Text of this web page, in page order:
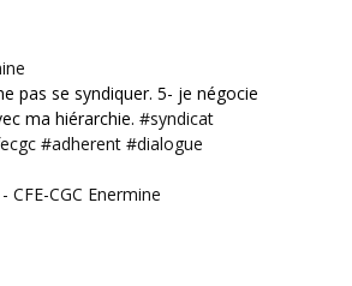
pas se syndiquer. 5- je négocie
ma hiérarchie. #syndicat
#adherent #dialogue
CGC Enermine